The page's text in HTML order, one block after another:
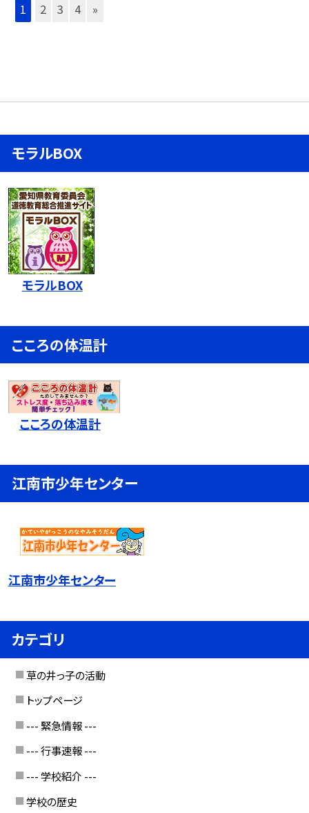
1 2 3 4 »
モラルBOX
モラルBOX
こころの体温計
こころの体温計
江南市少年センター
江南市少年センター
カテゴリ
草の井っ子の活動
トップページ
--- 緊急情報 ---
--- 行事速報 ---
--- 学校紹介 ---
学校の歴史